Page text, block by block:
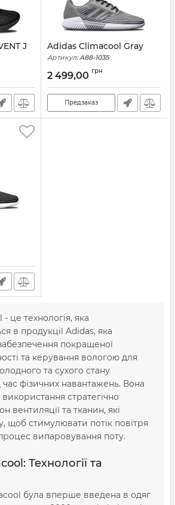
J
Adidas Climacool Gray
Артикул: A88-1035
2 499,00 грн
Предзаказ
це технологія, яка
в продукції Adidas, яка
покращеної
та керування вологою для
та сухого стану
час фізичних навантажень. Вона
стратегічно
вентиляції та тканин, які
щоб стимулювати потік повітря
випаровування поту.
Технології та
була вперше введена в одяг